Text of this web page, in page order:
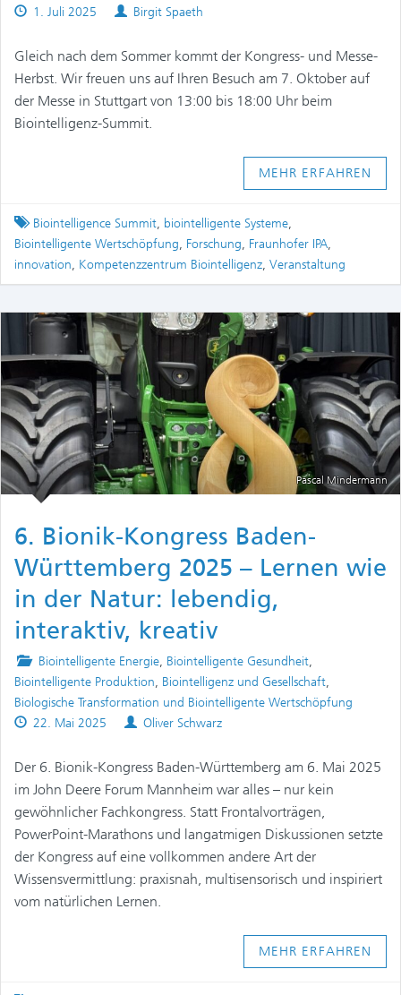
Published
1. Juli 2025 Authors
Birgit Spaeth
Gleich nach dem Sommer kommt der Kongress- und Messe-
Herbst. Wir freuen uns auf Ihren Besuch am 7. Oktober auf
der Messe in Stuttgart von 13:00 bis 18:00 Uhr beim
Biointelligenz-Summit.
MEHR ERFAHREN
Tagged
Biointelligence Summit, biointelligente Systeme,
Biointelligente Wertschöpfung, Forschung, Fraunhofer IPA,
innovation, Kompetenzzentrum Biointelligenz, Veranstaltung
Pascal Mindermann
6. Bionik-Kongress Baden-
Württemberg 2025 – Lernen wie
in der Natur: lebendig,
interaktiv, kreativ
Posted
in
Biointelligente Energie, Biointelligente Gesundheit,
Biointelligente Produktion, Biointelligenz und Gesellschaft,
Biologische Transformation und Biointelligente Wertschöpfung
Published
22. Mai 2025 Authors
Oliver Schwarz
Der 6. Bionik-Kongress Baden-Württemberg am 6. Mai 2025
im John Deere Forum Mannheim war alles – nur kein
gewöhnlicher Fachkongress. Statt Frontalvorträgen,
PowerPoint-Marathons und langatmigen Diskussionen setzte
der Kongress auf eine vollkommen andere Art der
Wissensvermittlung: praxisnah, multisensorisch und inspiriert
vom natürlichen Lernen.
MEHR ERFAHREN